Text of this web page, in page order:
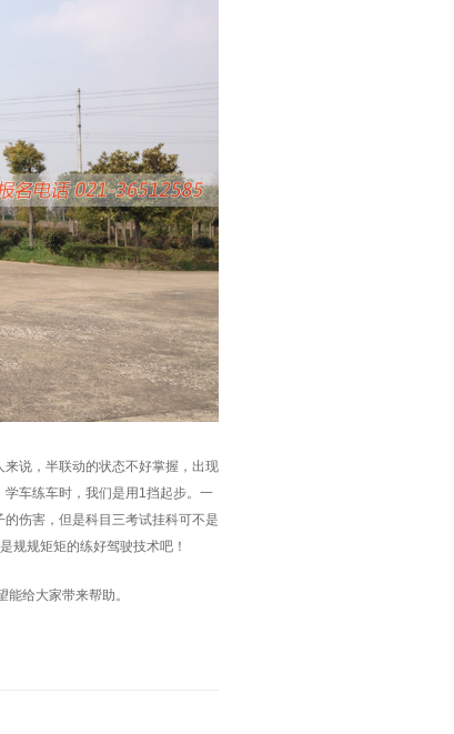
说，半联动的状态不好掌握，出现
车练车时，我们是用1挡起步。一
伤害，但是科目三考试挂科可不是
规规矩矩的练好驾驶技术吧！
给大家带来帮助。